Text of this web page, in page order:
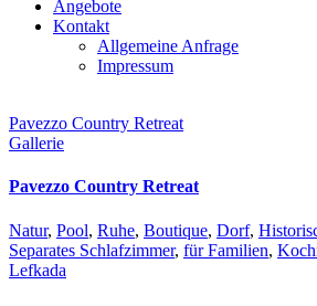
Angebote
Kontakt
Allgemeine Anfrage
Impressum
Pavezzo Country Retreat
Gallerie
Pavezzo Country Retreat
Natur, Pool, Ruhe, Boutique, Dorf,
Separates Schlafzimmer, für Familien,
Lefkada